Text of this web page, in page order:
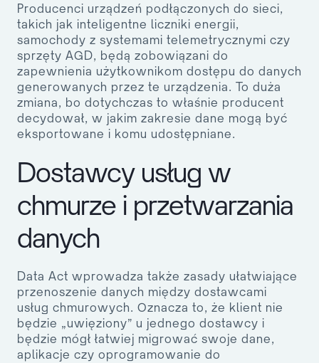
Producenci urządzeń podłączonych do sieci,
takich jak inteligentne liczniki energii,
samochody z systemami telemetrycznymi czy
sprzęty AGD, będą zobowiązani do
zapewnienia użytkownikom dostępu do danych
generowanych przez te urządzenia. To duża
zmiana, bo dotychczas to właśnie producent
decydował, w jakim zakresie dane mogą być
eksportowane i komu udostępniane.
Dostawcy usług w
chmurze i przetwarzania
danych
Data Act wprowadza także zasady ułatwiające
przenoszenie danych między dostawcami
usług chmurowych. Oznacza to, że klient nie
będzie „uwięziony” u jednego dostawcy i
będzie mógł łatwiej migrować swoje dane,
aplikacje czy oprogramowanie do